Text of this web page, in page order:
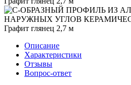
Описание
Характеристики
Отзывы
Вопрос-ответ